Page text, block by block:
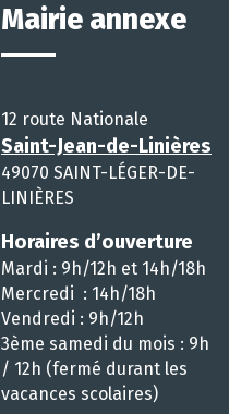
Mairie annexe
12 route Nationale
Saint-Jean-de-Linières
49070 SAINT-LÉGER-DE-
LINIÈRES
Horaires d’ouverture
Mardi : 9h/12h et 14h/18h
Mercredi : 14h/18h
Vendredi : 9h/12h
3ème samedi du mois : 9h
/ 12h (fermé durant les
vacances scolaires)